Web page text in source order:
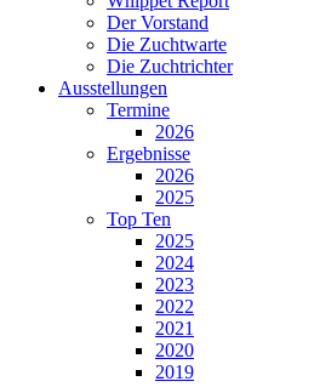
Der Vorstand
Die Zuchtwarte
Die Zuchtrichter
Ausstellungen
Termine
2026
Ergebnisse
2026
2025
Top Ten
2025
2024
2023
2022
2021
2020
2019